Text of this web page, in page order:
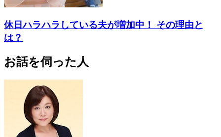
休日ハラハラしている夫が増加中！ その理由と
は？
お話を伺った人